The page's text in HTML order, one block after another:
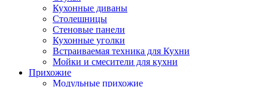
Кухонные диваны
Столешницы
Стеновые панели
Кухонные уголки
Встраиваемая техника для Кухни
Мойки и смесители для кухни
Прихожие
Модульные прихожие